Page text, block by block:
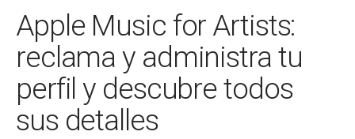
Apple Music for Artists:
reclama y administra tu
perfil y descubre todos
sus detalles